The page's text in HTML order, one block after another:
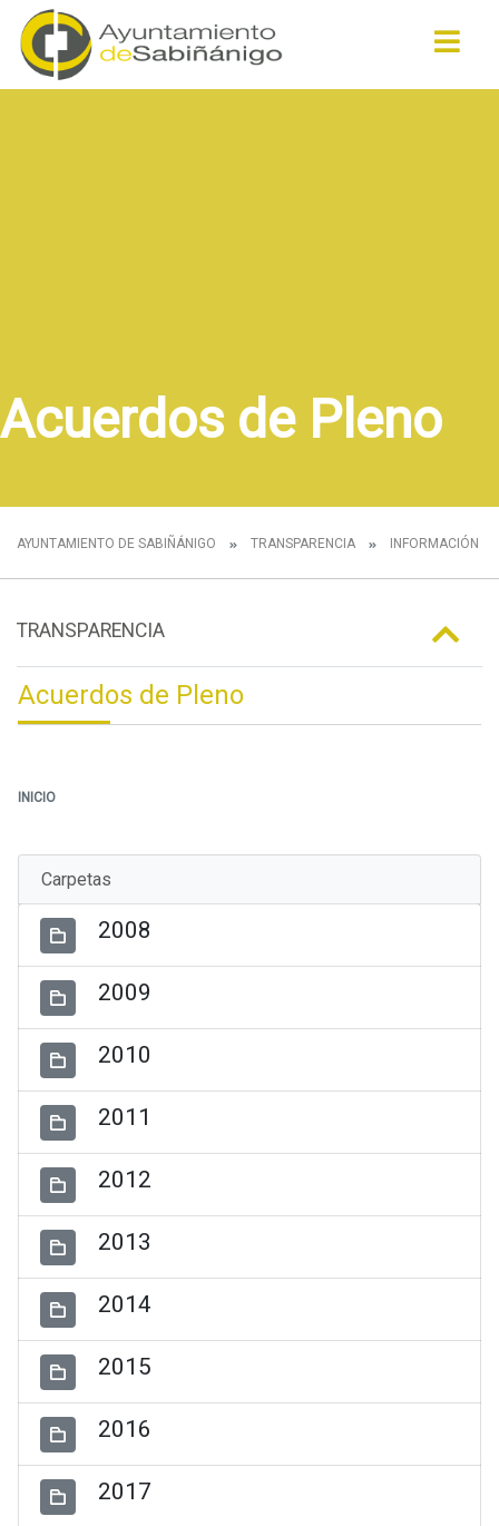
Acuerdos de Pleno
AYUNTAMIENTO DE SABIÑÁNIGO TRANSPARENCIA INFORMACIÓN
TRANSPARENCIA
Acuerdos de Pleno
INICIO
Carpetas
2008
2009
2010
2011
2012
2013
2014
2015
2016
2017